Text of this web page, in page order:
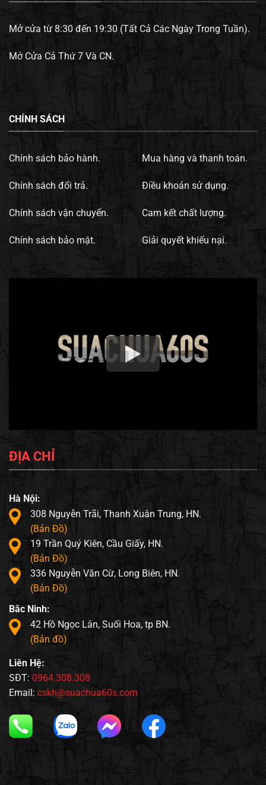
Mở cửa từ 8:30 đến 19:30 (Tất Cả Các Ngày Trong Tuần).
Mở Cửa Cả Thứ 7 Và CN.
CHÍNH SÁCH
Chính sách bảo hành.
Chính sách đổi trả.
Chính sách vận chuyển.
Chính sách bảo mật.
Mua hàng và thanh toán.
Điều khoản sử dụng.
Cam kết chất lượng.
Giải quyết khiếu nại.
ĐỊA CHỈ
Hà Nội:
308 Nguyễn Trãi, Thanh Xuân Trung, HN.
(Bản Đồ)
19 Trần Quý Kiên, Cầu Giấy, HN.
(Bản Đồ)
336 Nguyễn Văn Cừ, Long Biên, HN.
(Bản Đồ)
Bắc Ninh:
42 Hồ Ngọc Lân, Suối Hoa, tp BN.
(Bản đồ)
Liên Hệ:
SĐT: 0964.308.308
Email: cskh@suachua60s.com